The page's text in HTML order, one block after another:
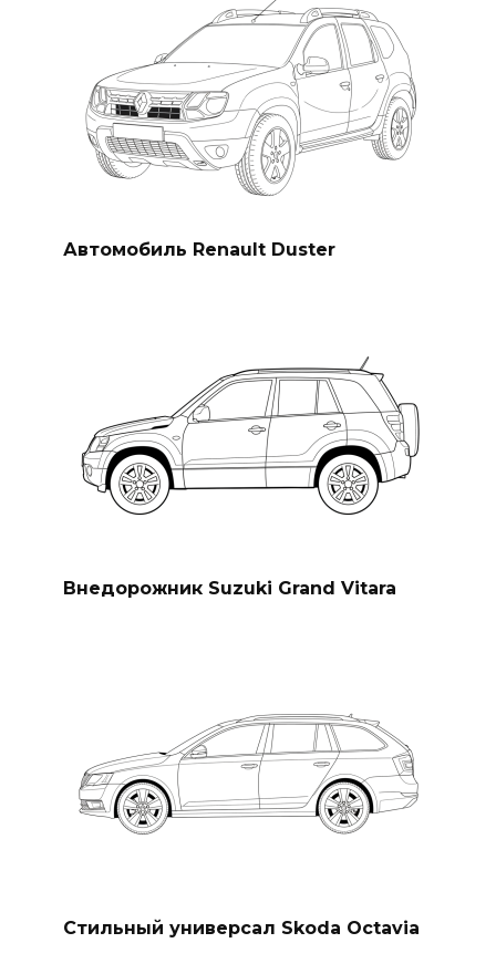
Автомобиль Renault Duster
Внедорожник Suzuki Grand Vitara
Стильный универсал Skoda Octavia